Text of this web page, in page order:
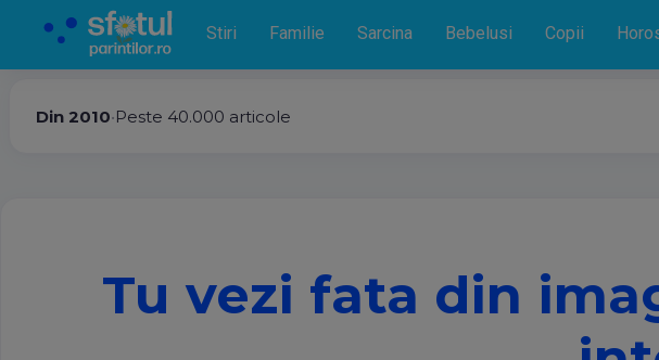
Stiri Familie Sarcina Bebelusi Copii
Din 2010•Peste 40.000 articole
Tu vezi fata din